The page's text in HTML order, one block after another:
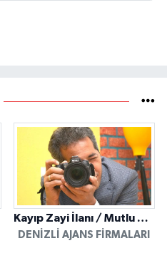
Kayıp Zayi İlanı / Mutlu Ajans / Denizli
DENIZLI AJANS FIRMALARI